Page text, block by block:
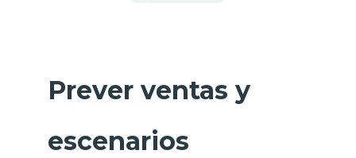
Prever ventas y
escenarios